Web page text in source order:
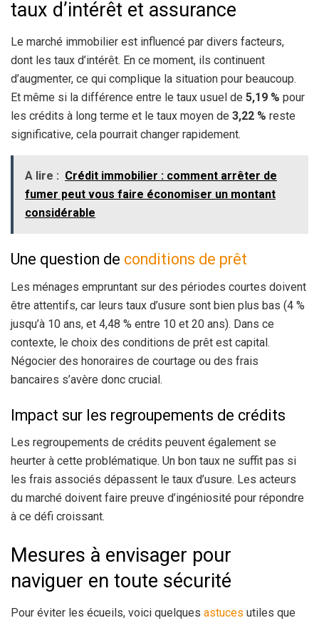
taux d’intérêt et assurance
Le marché immobilier est influencé par divers facteurs,
dont les taux d’intérêt. En ce moment, ils continuent
d’augmenter, ce qui complique la situation pour beaucoup.
Et même si la différence entre le taux usuel de 5,19 % pour
les crédits à long terme et le taux moyen de 3,22 % reste
significative, cela pourrait changer rapidement.
A lire : Crédit immobilier : comment arrêter de
fumer peut vous faire économiser un montant
considérable
Une question de conditions de prêt
Les ménages empruntant sur des périodes courtes doivent
être attentifs, car leurs taux d’usure sont bien plus bas (4 %
jusqu’à 10 ans, et 4,48 % entre 10 et 20 ans). Dans ce
contexte, le choix des conditions de prêt est capital.
Négocier des honoraires de courtage ou des frais
bancaires s’avère donc crucial.
Impact sur les regroupements de crédits
Les regroupements de crédits peuvent également se
heurter à cette problématique. Un bon taux ne suffit pas si
les frais associés dépassent le taux d’usure. Les acteurs
du marché doivent faire preuve d’ingéniosité pour répondre
à ce défi croissant.
Mesures à envisager pour
naviguer en toute sécurité
Pour éviter les écueils, voici quelques astuces utiles que